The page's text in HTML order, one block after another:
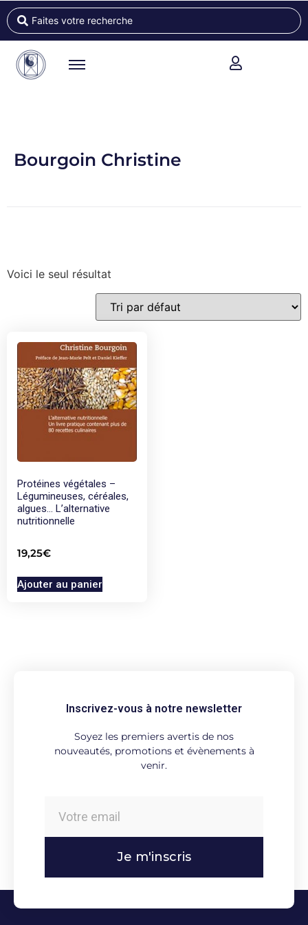
Bourgoin Christine
Voici le seul résultat
Protéines végétales –
Légumineuses, céréales,
algues… L’alternative
nutritionnelle
19,25€
Ajouter au panier
Inscrivez-vous à notre newsletter
Soyez les premiers avertis de nos
nouveautés, promotions et évènements à
venir.
Je m'inscris